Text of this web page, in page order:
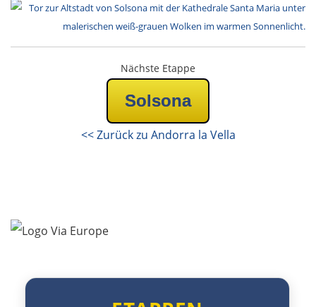
Nächste Etappe
Solsona
<< Zurück zu Andorra la Vella
Nizza
Cannes
Saint-Tropez
Nîmes